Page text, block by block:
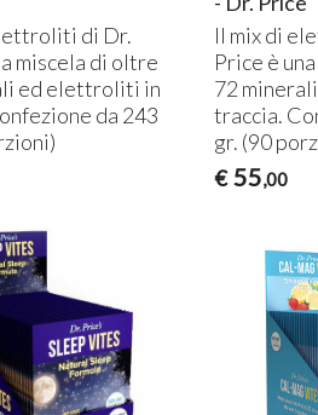
di Dr.
miscela di oltre
ed elettroliti in
da 243
Il mix di
Price è
72
traccia.
gr. (90
€ 55,00